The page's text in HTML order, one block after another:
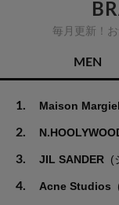
毎月更新！
MEN
1. Maison
2.
3. JIL SANDER (
4. Acne Studios